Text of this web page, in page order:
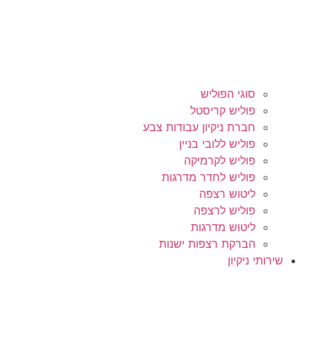
סוגי הפוליש
פוליש קריסטל
חברת ניקיון עבודות צבע
פוליש ללובי בניין
פוליש לקרמיקה
פוליש לחדר מדרגות
ליטוש רצפה
פוליש לרצפה
ליטוש מדרגות
הברקת רצפות ישנות
שירותי ניקיון